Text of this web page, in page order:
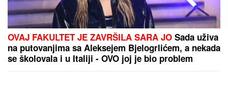
OVAJ FAKULTET JE ZAVRŠILA SARA JO Sada uživa
na putovanjima sa Aleksejem Bjelogrlićem, a nekada
se školovala i u Italiji - OVO joj je bio problem